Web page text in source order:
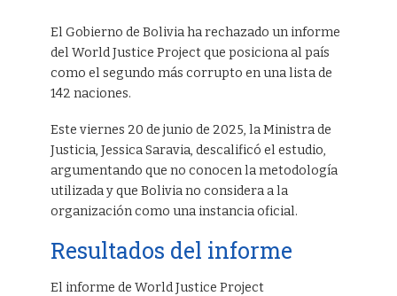
El Gobierno de Bolivia ha rechazado un informe
del World Justice Project que posiciona al país
como el segundo más corrupto en una lista de
142 naciones.
Este viernes 20 de junio de 2025, la Ministra de
Justicia, Jessica Saravia, descalificó el estudio,
argumentando que no conocen la metodología
utilizada y que Bolivia no considera a la
organización como una instancia oficial.
Resultados del informe
El informe de World Justice Project